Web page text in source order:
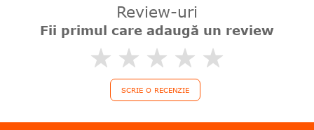
Review-uri
Fii primul care adaugă un review
SCRIE O RECENZIE